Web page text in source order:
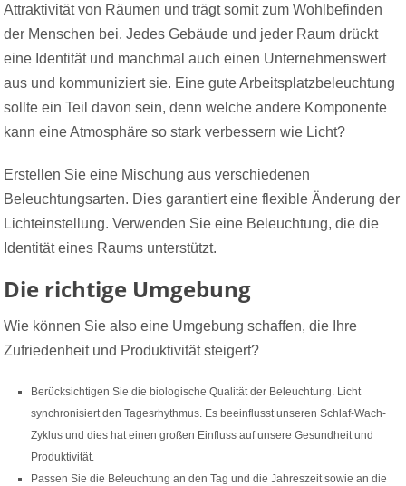
Attraktivität von Räumen und trägt somit zum Wohlbefinden
der Menschen bei. Jedes Gebäude und jeder Raum drückt
eine Identität und manchmal auch einen Unternehmenswert
aus und kommuniziert sie. Eine gute Arbeitsplatzbeleuchtung
sollte ein Teil davon sein, denn welche andere Komponente
kann eine Atmosphäre so stark verbessern wie Licht?
Erstellen Sie eine Mischung aus verschiedenen
Beleuchtungsarten. Dies garantiert eine flexible Änderung der
Lichteinstellung. Verwenden Sie eine Beleuchtung, die die
Identität eines Raums unterstützt.
Die richtige Umgebung
Wie können Sie also eine Umgebung schaffen, die Ihre
Zufriedenheit und Produktivität steigert?
Berücksichtigen Sie die biologische Qualität der Beleuchtung. Licht
synchronisiert den Tagesrhythmus. Es beeinflusst unseren Schlaf-Wach-
Zyklus und dies hat einen großen Einfluss auf unsere Gesundheit und
Produktivität.
Passen Sie die Beleuchtung an den Tag und die Jahreszeit sowie an die